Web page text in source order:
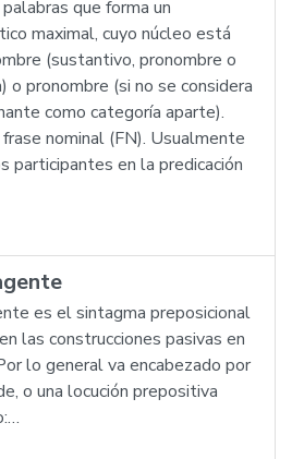
que forma un
maximal, cuyo núcleo está
(sustantivo, pronombre o
o pronombre (si no se considera
como categoría aparte).
nominal (FN). Usualmente
participantes en la predicación
es el sintagma preposicional
las construcciones pasivas en
lo general va encabezado por
o una locución prepositiva